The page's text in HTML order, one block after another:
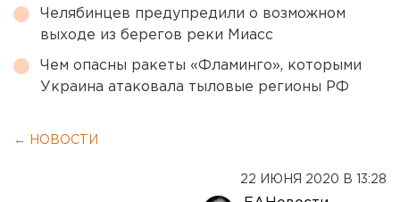
Челябинцев предупредили о возможном
выходе из берегов реки Миасс
Чем опасны ракеты «Фламинго», которыми
Украина атаковала тыловые регионы РФ
← НОВОСТИ
22 ИЮНЯ 2020 В 13:28